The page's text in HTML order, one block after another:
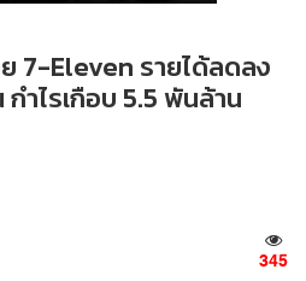
7-Eleven รายได้ลดลง
กำไรเกือบ 5.5 พันล้าน
345